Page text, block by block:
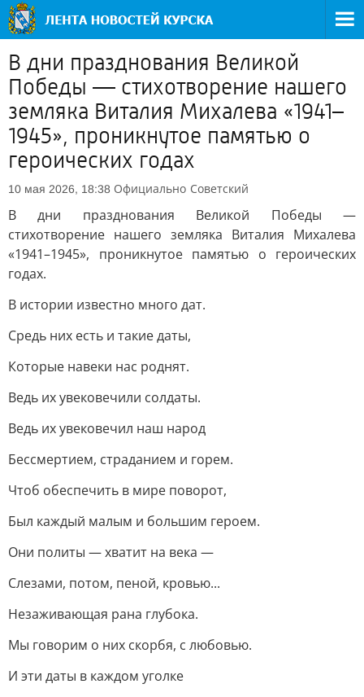
В дни празднования Великой
Победы — стихотворение нашего
земляка Виталия Михалева «1941–
1945», проникнутое памятью о
героических годах
10 мая 2026, 18:38 Официально Советский
В дни празднования Великой Победы —
стихотворение нашего земляка Виталия Михалева
«1941–1945», проникнутое памятью о героических
годах.
В истории известно много дат.
Средь них есть и такие даты,
Которые навеки нас роднят.
Ведь их увековечили солдаты.
Ведь их увековечил наш народ
Бессмертием, страданием и горем.
Чтоб обеспечить в мире поворот,
Был каждый малым и большим героем.
Они политы — хватит на века —
Слезами, потом, пеной, кровью...
Незаживающая рана глубока.
Мы говорим о них скорбя, с любовью.
И эти даты в каждом уголке